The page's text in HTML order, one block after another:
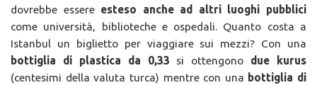
dovrebbe essere esteso anche ad altri luoghi pubblici
come università, biblioteche e ospedali. Quanto costa a
Istanbul un biglietto per viaggiare sui mezzi? Con una
bottiglia di plastica da 0,33 si ottengono due kurus
(centesimi della valuta turca) mentre con una bottiglia di